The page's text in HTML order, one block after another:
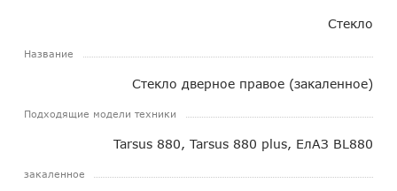
Стекло
Название
Стекло дверное правое (закаленное)
Подходящие модели техники
Tarsus 880, Tarsus 880 plus, ЕлАЗ BL880
закаленное